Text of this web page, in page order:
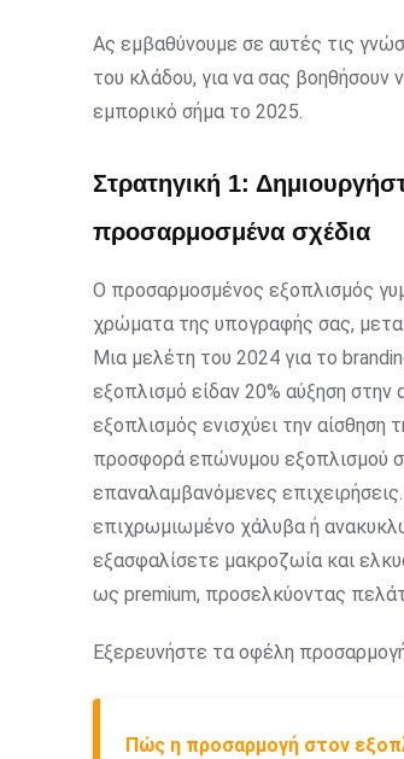
Ας εμβαθύνουμε σε αυτές τις
του κλάδου, για να σας βοηθήσουν
εμπορικό σήμα το 2025.
Στρατηγική 1:
προσαρμοσμένα σχέδια
Ο προσαρμοσμένος εξοπλισμός
χρώματα της υπογραφής σας,
Μια μελέτη του 2024 για το
εξοπλισμό είδαν 20% αύξηση
εξοπλισμός ενισχύει την αίσθηση
προσφορά επώνυμου εξοπλισμού
επαναλαμβανόμενες
επιχρωμιωμένο χάλυβα ή
εξασφαλίσετε μακροζωία και
ως premium, προσελκύοντας
Εξερευνήστε τα οφέλη
Πώς η προσαρμογή στον